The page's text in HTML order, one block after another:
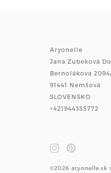
Aryonelle
Jana Zubeková
Bernolákova
91441 Nemšová
SLOVENSKO
+421944355772
©2026 aryonelle.sk